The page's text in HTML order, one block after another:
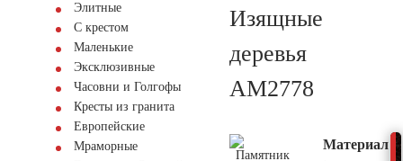
Элитные
С крестом
Маленькие
Эксклюзивные
Часовни и Голгофы
Кресты из гранита
Европейские
Мраморные
Изящные
деревья
AM2778
Материал